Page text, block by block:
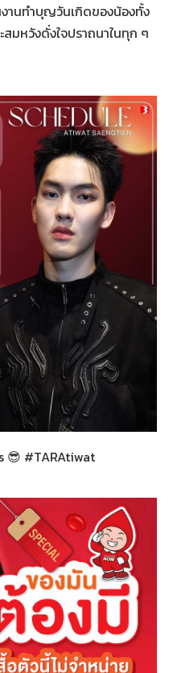
านทำบุญวันเกิดของน้องทั้ง
มหวังดั่งใจปราถนาในทุก ๆ
😎 #TARAtiwat